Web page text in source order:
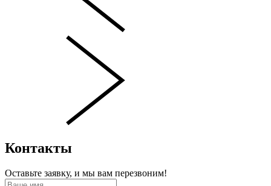
Контакты
Оставьте заявку, и мы вам перезвоним!